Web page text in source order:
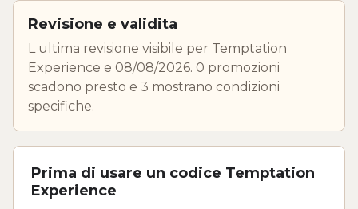
Revisione e validita
L ultima revisione visibile per Temptation
Experience e 08/08/2026. 0 promozioni
scadono presto e 3 mostrano condizioni
specifiche.
Prima di usare un codice Temptation
Experience